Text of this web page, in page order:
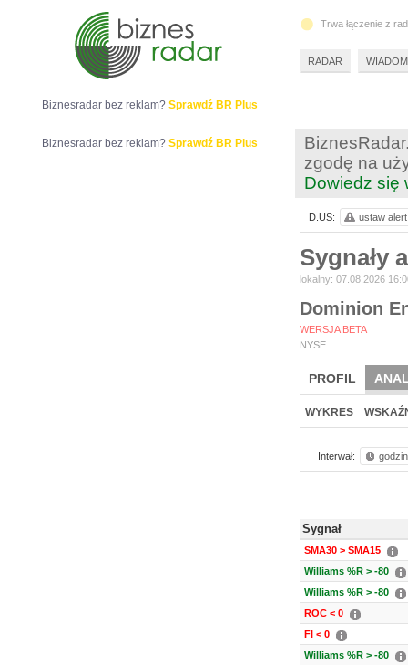
zgodę na
Dowiedz się
Sygnały
lokalny: 07.08.2026
Dominion
WERSJA BETA
NYSE
PROFIL
WYKRES
Interwał:
Sygnał
SMA30 > SMA15
Williams %R > -80
Williams %R > -80
ROC < 0
FI < 0
Williams %R > -80
D.US: ustaw alert
Biznesradar bez reklam? Sprawdź BR Plus
Biznesradar bez reklam? Sprawdź BR Plus
Trwa łączenie z
RADAR